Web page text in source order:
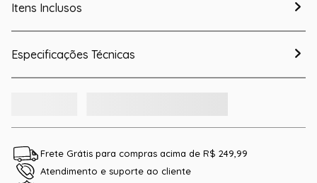
Itens Inclusos
Especificações Técnicas
Frete Grátis para compras acima de R$ 249,99
Atendimento e suporte ao cliente